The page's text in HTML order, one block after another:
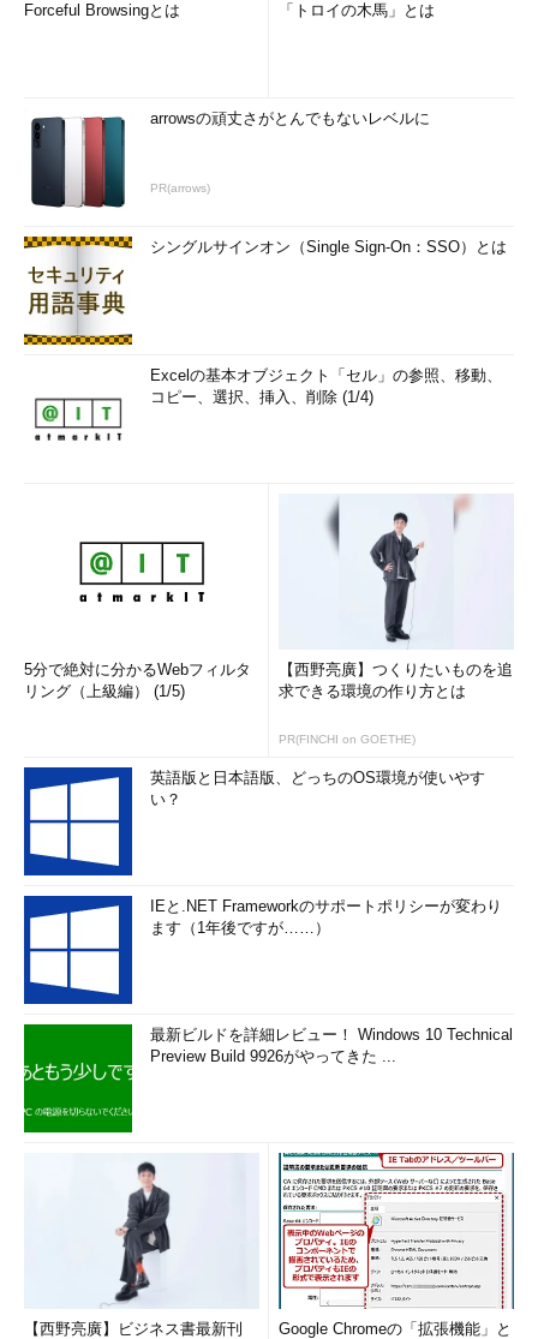
Forceful Browsingとは 「トロイの木馬」とは
arrowsの頑丈さがとんでもないレベルに
PR(arrows)
シングルサインオン（Single Sign-On：SSO）とは
Excelの基本オブジェクト「セル」の参照、移動、
コピー、選択、挿入、削除 (1/4)
5分で絶対に分かるWebフィルタ
リング（上級編） (1/5)
【西野亮廣】つくりたいものを追
求できる環境の作り方とは
PR(FINCHI on GOETHE)
英語版と日本語版、どっちのOS環境が使いやす
い？
IEと.NET Frameworkのサポートポリシーが変わり
ます（1年後ですが……）
最新ビルドを詳細レビュー！ Windows 10 Technical
Preview Build 9926がやってきた ...
【西野亮廣】ビジネス書最新刊
Google Chromeの「拡張機能」と